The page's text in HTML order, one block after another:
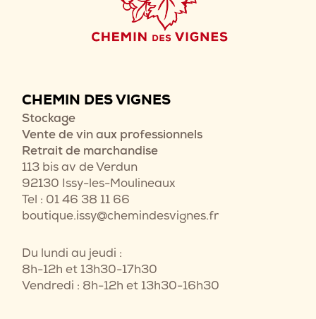
CHEMIN DES VIGNES
Stockage
Vente de vin aux professionnels
Retrait de marchandise
113 bis av de Verdun
92130 Issy-les-Moulineaux
Tel : 01 46 38 11 66
boutique.issy@chemindesvignes.fr
Du lundi au jeudi :
8h-12h et 13h30-17h30
Vendredi : 8h-12h et 13h30-16h30